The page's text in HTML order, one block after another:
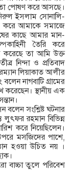
পোষণ করে আসছে।
ইসলাম সোনালি-
করে আমাকে সমাজে
কাছে আমার মান-
তৈরি করে
করেছে তা আমি উক্ত
নিন্দা ও প্রতিবাদ
লিয়াকাত আলীর
নাগবাটি গ্রামের
স্থানীয় এক
সংশ্লিষ্ট ঘটনার
রহমান বিভিন্ন
করে নিয়েছিলেন।
মসজিদের পাশে,
হওয়া উচিত নয় ।
বাচ্চা তুলে পরিবেশ